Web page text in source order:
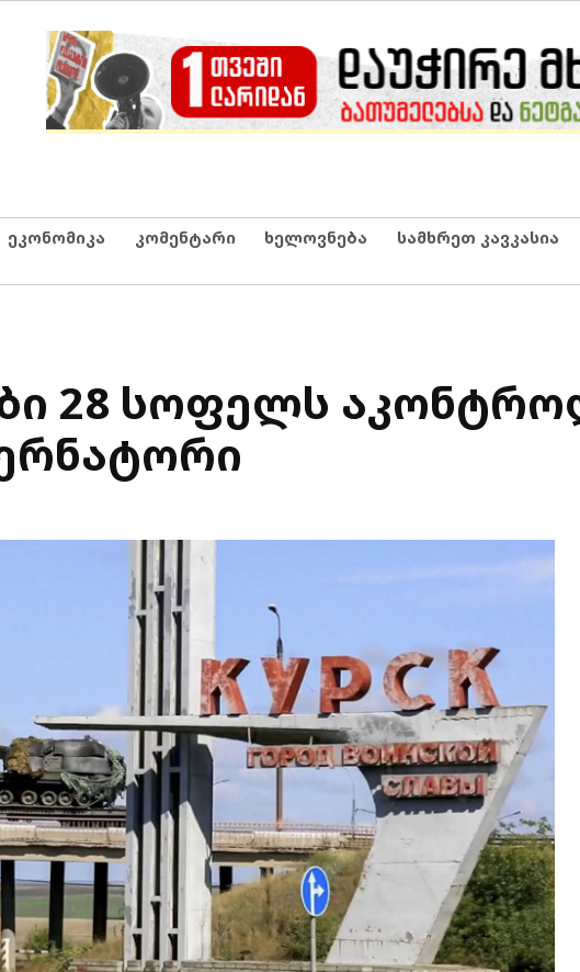
ეკონომიკა კომენტარი ხელოვნება სამხრეთ კავკასია
28 სოფელს